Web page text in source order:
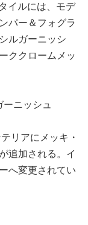
イルには、モデ
パー＆フォグラ
ルガーニッシ
ククロームメッ
ニッシュ
リアにメッキ・
追加される。イ
へ変更されてい